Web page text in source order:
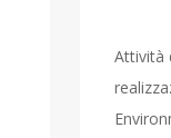
Attività